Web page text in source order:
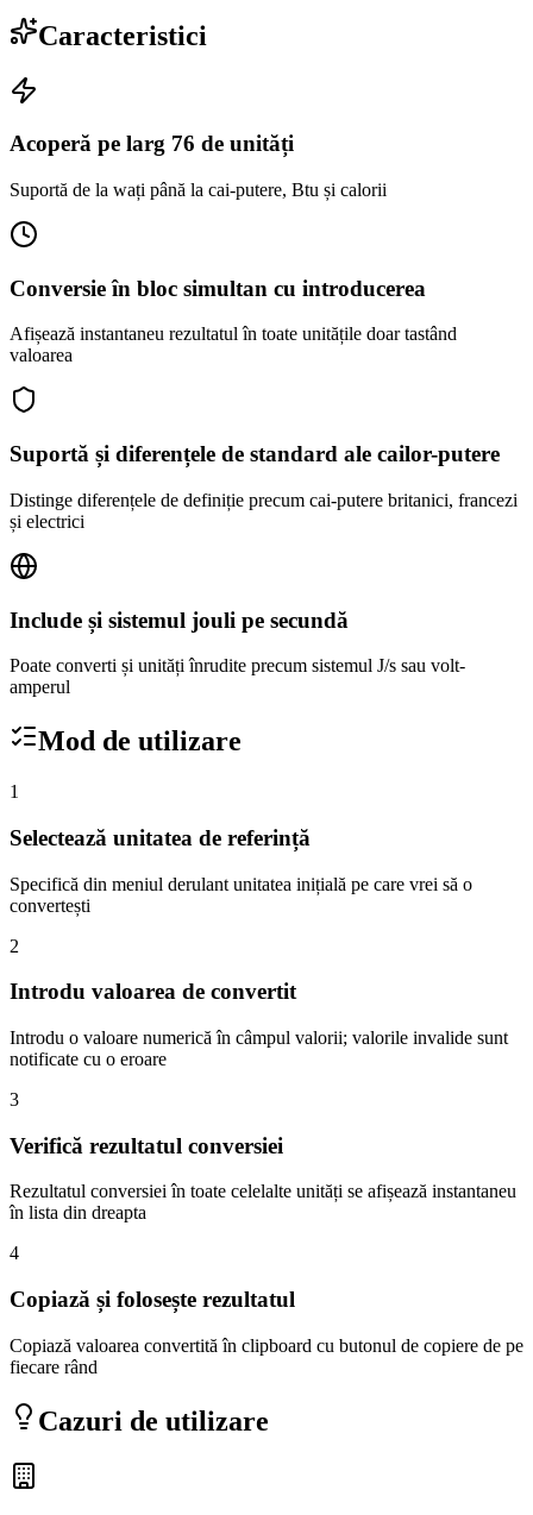
Caracteristici
Acoperă pe larg 76 de unități
Suportă de la wați până la cai-putere, Btu și calorii
Conversie în bloc simultan cu introducerea
Afișează instantaneu rezultatul în toate unitățile doar tastând
valoarea
Suportă și diferențele de standard ale cailor-putere
Distinge diferențele de definiție precum cai-putere britanici, francezi
și electrici
Include și sistemul jouli pe secundă
Poate converti și unități înrudite precum sistemul J/s sau volt-
amperul
Mod de utilizare
1
Selectează unitatea de referință
Specifică din meniul derulant unitatea inițială pe care vrei să o
convertești
2
Introdu valoarea de convertit
Introdu o valoare numerică în câmpul valorii; valorile invalide sunt
notificate cu o eroare
3
Verifică rezultatul conversiei
Rezultatul conversiei în toate celelalte unități se afișează instantaneu
în lista din dreapta
4
Copiază și folosește rezultatul
Copiază valoarea convertită în clipboard cu butonul de copiere de pe
fiecare rând
Cazuri de utilizare